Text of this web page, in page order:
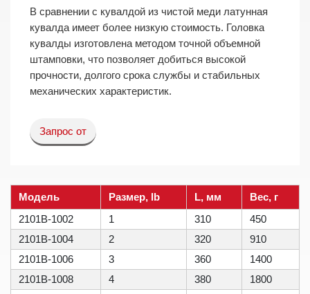
В сравнении с кувалдой из чистой меди латунная
кувалда имеет более низкую стоимость. Головка
кувалды изготовлена методом точной объемной
штамповки, что позволяет добиться высокой
прочности, долгого срока службы и стабильных
механических характеристик.
Запрос от
Модель Размер, lb L, мм
Вес, г
2101B-1002
1 310
450
2101B-1004
2 320
910
2101B-1006
3 360
1400
2101B-1008
4 380
1800